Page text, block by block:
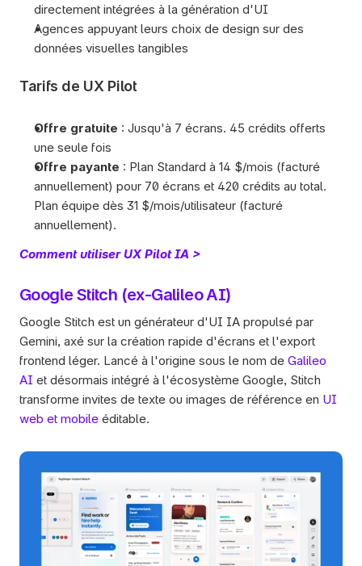
directement intégrées à la génération d'UI
Agences appuyant leurs choix de design sur des
données visuelles tangibles
Tarifs de UX Pilot
Offre gratuite : Jusqu'à 7 écrans. 45 crédits offerts
une seule fois
Offre payante : Plan Standard à 14 $/mois (facturé
annuellement) pour 70 écrans et 420 crédits au total.
Plan équipe dès 31 $/mois/utilisateur (facturé
annuellement).
Comment utiliser UX Pilot IA >
Google Stitch (ex-Galileo AI)
Google Stitch est un générateur d'UI IA propulsé par
Gemini, axé sur la création rapide d'écrans et l'export
frontend léger. Lancé à l'origine sous le nom de Galileo
AI et désormais intégré à l'écosystème Google, Stitch
transforme invites de texte ou images de référence en UI
web et mobile éditable.